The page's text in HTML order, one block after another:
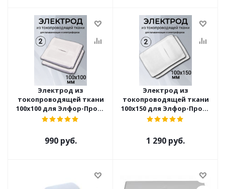
Электрод из
токопроводящей ткани
100x100 для Элфор-Проф,
ПОТОК ( 2 шт )
990 руб.
Электрод из
токопроводящей ткани
100x150 для Элфор-Проф,
ПОТОК ( 2 шт )
1 290 руб.